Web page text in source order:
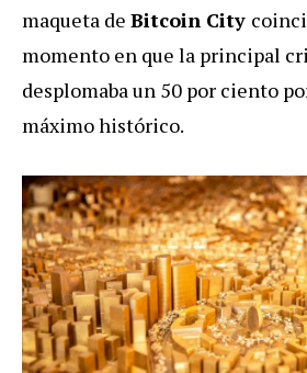
maqueta de Bitcoin City
momento en que la principal
desplomaba un 50 por ciento
máximo histórico.